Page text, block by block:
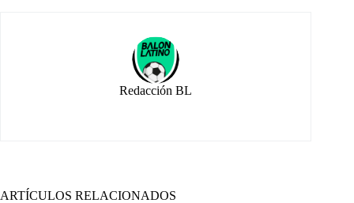
Redacción BL
ARTÍCULOS RELACIONADOS